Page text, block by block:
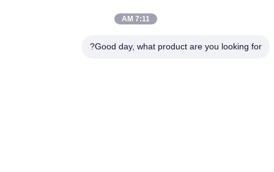
7:11 AM
Good day, what product are you looking for?